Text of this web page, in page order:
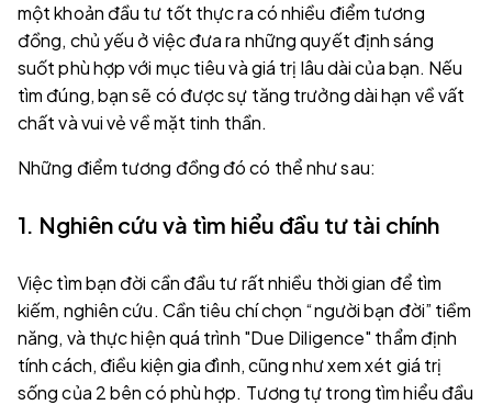
một khoản đầu tư tốt thực ra có nhiều điểm tương
đồng, chủ yếu ở việc đưa ra những quyết định sáng
suốt phù hợp với mục tiêu và giá trị lâu dài của bạn. Nếu
tìm đúng, bạn sẽ có được sự tăng trưởng dài hạn về vất
chất và vui vẻ về mặt tinh thần.
Những điểm tương đồng đó có thể như sau:
1. Nghiên cứu và tìm hiểu đầu tư tài chính
Việc tìm bạn đời cần đầu tư rất nhiều thời gian để tìm
kiếm, nghiên cứu. Cần tiêu chí chọn “người bạn đời” tiềm
năng, và thực hiện quá trình "Due Diligence" thẩm định
tính cách, điều kiện gia đình, cũng như xem xét giá trị
sống của 2 bên có phù hợp. Tương tự trong tìm hiểu đầu